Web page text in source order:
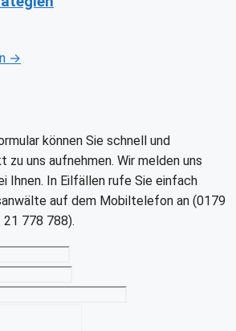
→
können Sie schnell und
zu uns aufnehmen. Wir melden uns
Ihnen. In Eilfällen rufe Sie einfach
auf dem Mobiltelefon an (0179
778 788).